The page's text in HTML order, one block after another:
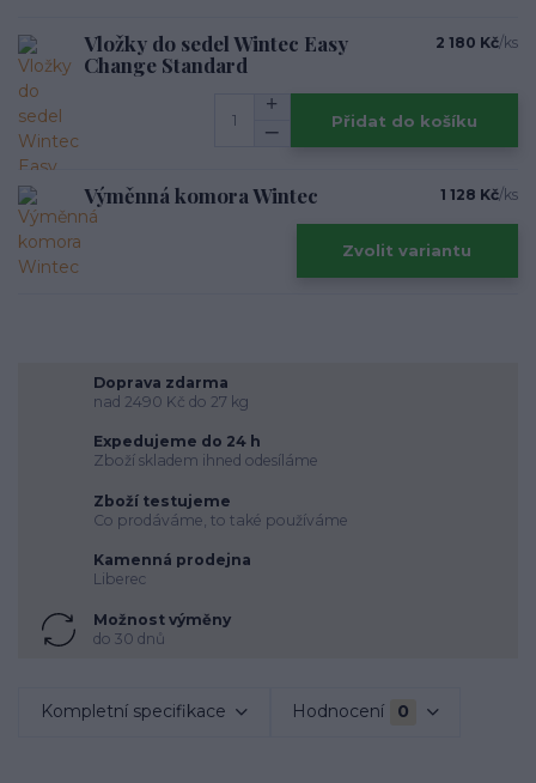
Vložky do sedel Wintec Easy
Change Standard
2 180 Kč/ks
Přidat do košíku
Výměnná komora Wintec 1 128 Kč/ks
Zvolit variantu
Doprava zdarma
nad 2490 Kč do 27 kg
Expedujeme do 24 h
Zboží skladem ihned odesíláme
Zboží testujeme
Co prodáváme, to také používáme
Kamenná prodejna
Liberec
Možnost výměny
do 30 dnů
Kompletní specifikace Hodnocení 0